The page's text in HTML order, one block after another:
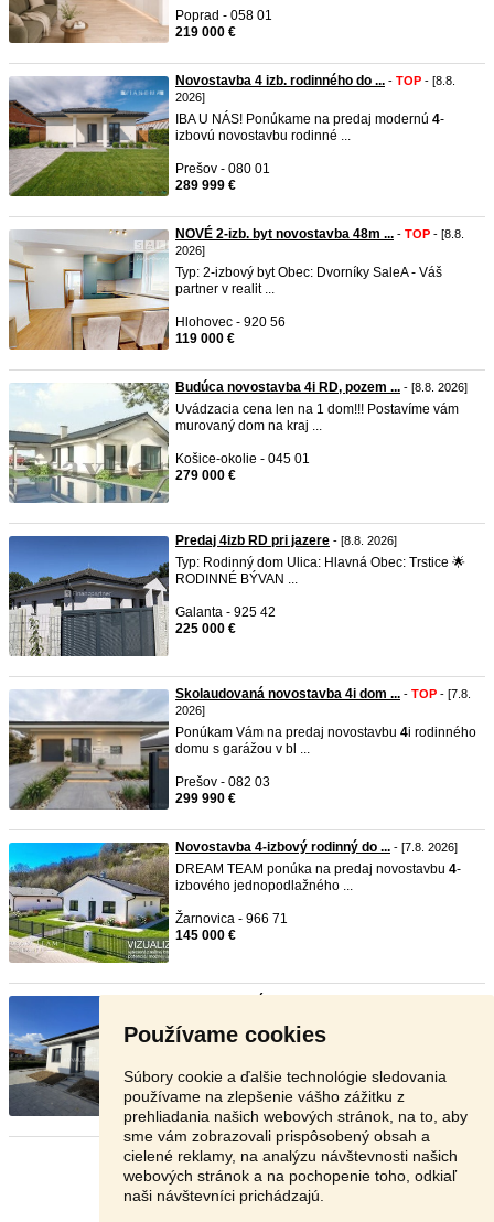
Používame cookies
Súbory cookie a ďalšie technológie sledovania
používame na zlepšenie vášho zážitku z
prehliadania našich webových stránok, na to, aby
sme vám zobrazovali prispôsobený obsah a
cielené reklamy, na analýzu návštevnosti našich
webových stránok a na pochopenie toho, odkiaľ
naši návštevníci prichádzajú.
Poprad - 058 01
219 000 €
Novostavba 4 izb. rodinného do ... - TOP - [8.8.
2026]
IBA U NÁS! Ponúkame na predaj modernú 4-
izbovú novostavbu rodinné ...
Prešov - 080 01
289 999 €
NOVÉ 2-izb. byt novostavba 48m ... - TOP - [8.8.
2026]
Typ: 2-izbový byt Obec: Dvorníky SaleA - Váš
partner v realit ...
Hlohovec - 920 56
119 000 €
Budúca novostavba 4i RD, pozem ... - [8.8. 2026]
Uvádzacia cena len na 1 dom!!! Postavíme vám
murovaný dom na kraj ...
Košice-okolie - 045 01
279 000 €
Predaj 4izb RD pri jazere - [8.8. 2026]
Typ: Rodinný dom Ulica: Hlavná Obec: Trstice 🌟
RODINNÉ BÝVAN ...
Galanta - 925 42
225 000 €
Skolaudovaná novostavba 4i dom ... - TOP - [7.8.
2026]
Ponúkam Vám na predaj novostavbu 4i rodinného
domu s garážou v bl ...
Prešov - 082 03
299 990 €
Novostavba 4-izbový rodinný do ... - [7.8. 2026]
DREAM TEAM ponúka na predaj novostavbu 4-
izbového jednopodlažného ...
Žarnovica - 966 71
145 000 €
Typ: Rodinný dom Ulica: Janíkovce Mestská časť:
Janíkovce Obec ...
Nitra - 949 01
Stránka: 1 2 3 Ďalšia